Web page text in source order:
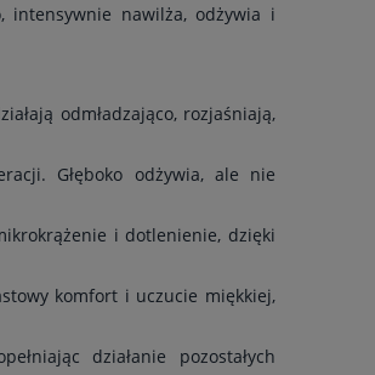
intensywnie nawilża, odżywia i
odmładzająco, rozjaśniają,
Głęboko odżywia, ale nie
i dotlenienie, dzięki
komfort i uczucie miękkiej,
działanie pozostałych